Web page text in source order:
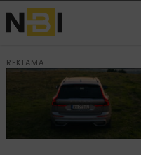
REKLAMA